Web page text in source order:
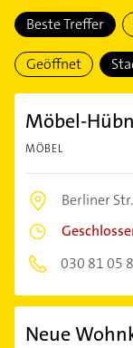
Beste Treffer
Geöffnet
Möbel-
MÖBEL
Berliner
030 81 05
Neue